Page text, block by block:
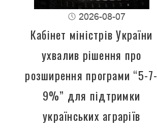
2026-08-07
Кабінет міністрів України
ухвалив рішення про
розширення програми “5-7-
9%” для підтримки
українських аграріїв